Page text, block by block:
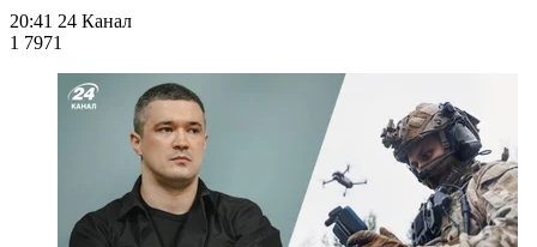
20:41 24 Канал
1 7971